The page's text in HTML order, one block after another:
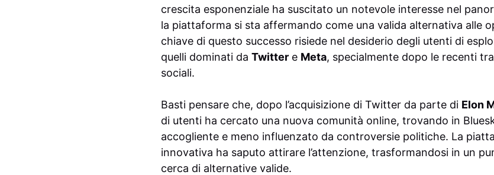
crescita esponenziale ha suscitato un notevole interesse nel
la piattaforma si sta affermando come una valida alternativa alle
chiave di questo successo risiede nel desiderio degli utenti di
quelli dominati da Twitter e Meta, specialmente dopo le recenti
sociali.
Basti pensare che, dopo l’acquisizione di Twitter da parte di Elon
di utenti ha cercato una nuova comunità online, trovando in
accogliente e meno influenzato da controversie politiche. La
innovativa ha saputo attirare l’attenzione, trasformandosi in un
cerca di alternative valide.